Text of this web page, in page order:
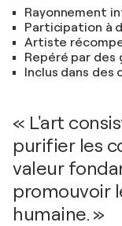
Rayonnement
Participation à
Artiste
Repéré par des
Inclus dans des
« L'art
purifier les
valeur
promouvoir
humaine. »